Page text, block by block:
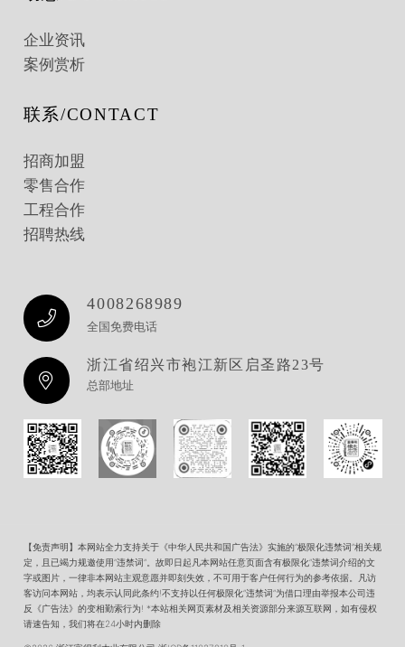
企业资讯
案例赏析
联系/CONTACT
招商加盟
零售合作
工程合作
招聘热线
4008268989
全国免费电话
浙江省绍兴市袍江新区启圣路23号
总部地址
【免责声明】本网站全力支持关于《中华人民共和国广告法》实施的”极限化违禁词”相关规
定，且已竭力规邀使用”违禁词”。故即日起凡本网站任意页面含有极限化”违禁词介绍的文
字或图片，一律非本网站主观意愿并即刻失效，不可用于客户任何行为的参考依据。凡访
客访问本网站，均表示认同此条约!不支持以任何极限化”违禁词”为借口理由举报本公司违
反《广告法》的变相勤索行为! *本站相关网页素材及相关资源部分来源互联网，如有侵权
请速告知，我们将在24小时内删除